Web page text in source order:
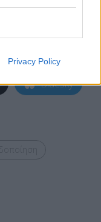
Privacy Policy
Bluesky